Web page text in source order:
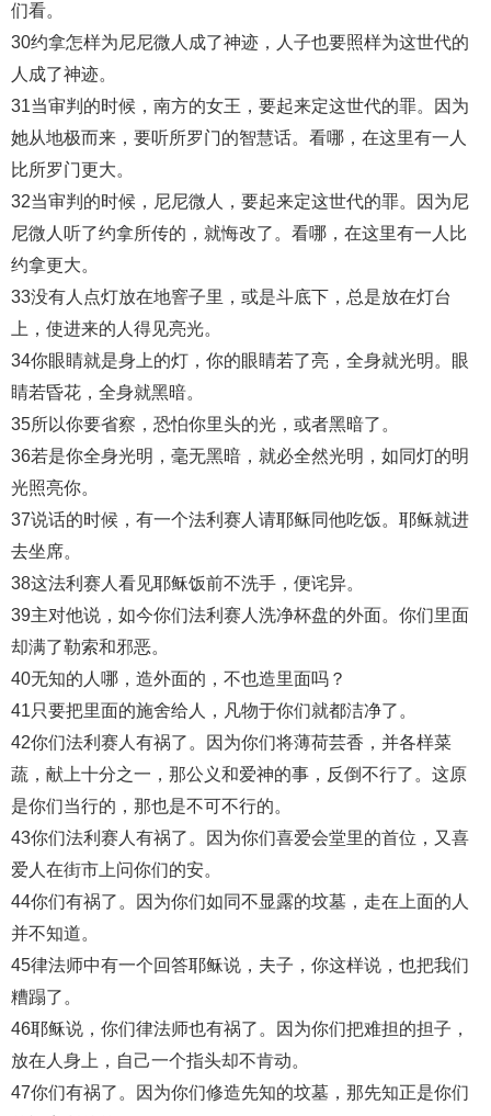
们看。
30约拿怎样为尼尼微人成了神迹，人子也要照样为这世代的
人成了神迹。
31当审判的时候，南方的女王，要起来定这世代的罪。因为
她从地极而来，要听所罗门的智慧话。看哪，在这里有一人
比所罗门更大。
32当审判的时候，尼尼微人，要起来定这世代的罪。因为尼
尼微人听了约拿所传的，就悔改了。看哪，在这里有一人比
约拿更大。
33没有人点灯放在地窨子里，或是斗底下，总是放在灯台
上，使进来的人得见亮光。
34你眼睛就是身上的灯，你的眼睛若了亮，全身就光明。眼
睛若昏花，全身就黑暗。
35所以你要省察，恐怕你里头的光，或者黑暗了。
36若是你全身光明，毫无黑暗，就必全然光明，如同灯的明
光照亮你。
37说话的时候，有一个法利赛人请耶稣同他吃饭。耶稣就进
去坐席。
38这法利赛人看见耶稣饭前不洗手，便诧异。
39主对他说，如今你们法利赛人洗净杯盘的外面。你们里面
却满了勒索和邪恶。
40无知的人哪，造外面的，不也造里面吗？
41只要把里面的施舍给人，凡物于你们就都洁净了。
42你们法利赛人有祸了。因为你们将薄荷芸香，并各样菜
蔬，献上十分之一，那公义和爱神的事，反倒不行了。这原
是你们当行的，那也是不可不行的。
43你们法利赛人有祸了。因为你们喜爱会堂里的首位，又喜
爱人在街市上问你们的安。
44你们有祸了。因为你们如同不显露的坟墓，走在上面的人
并不知道。
45律法师中有一个回答耶稣说，夫子，你这样说，也把我们
糟蹋了。
46耶稣说，你们律法师也有祸了。因为你们把难担的担子，
放在人身上，自己一个指头却不肯动。
47你们有祸了。因为你们修造先知的坟墓，那先知正是你们